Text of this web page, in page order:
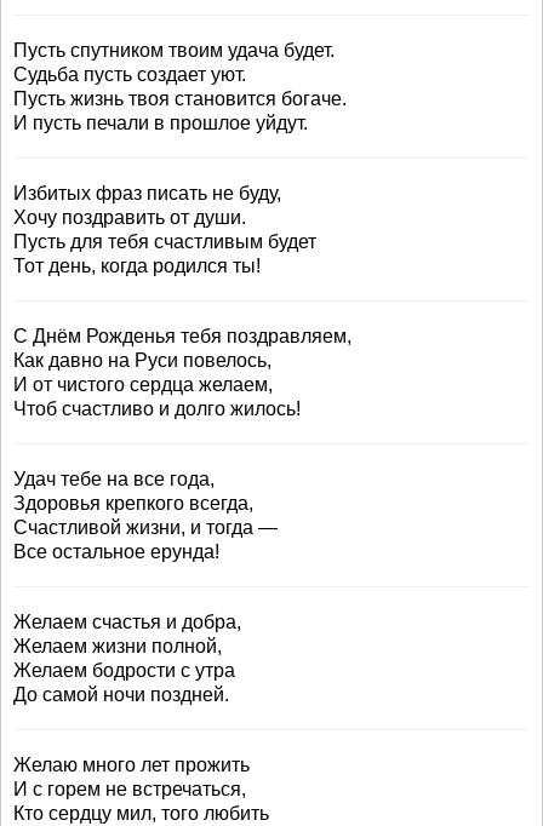
Пусть спутником твоим удача будет.
Судьба пусть создает уют.
Пусть жизнь твоя становится богаче.
И пусть печали в прошлое уйдут.
Избитых фраз писать не буду,
Хочу поздравить от души.
Пусть для тебя счастливым будет
Тот день, когда родился ты!
С Днём Рожденья тебя поздравляем,
Как давно на Руси повелось,
И от чистого сердца желаем,
Чтоб счастливо и долго жилось!
Удач тебе на все года,
Здоровья крепкого всегда,
Счастливой жизни, и тогда —
Все остальное ерунда!
Желаем счастья и добра,
Желаем жизни полной,
Желаем бодрости с утра
До самой ночи поздней.
Желаю много лет прожить
И с горем не встречаться,
Кто сердцу мил, того любить